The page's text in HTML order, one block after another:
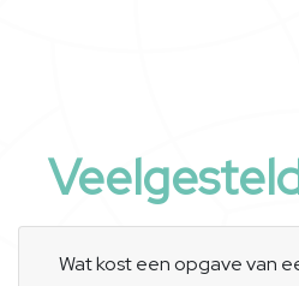
Wat kost een opgave van